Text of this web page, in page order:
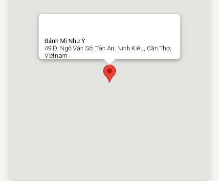
Bánh Mì Như Ý
49 Đ. Ngô Văn Sở, Tân An, Ninh Kiều, Cần Thơ,
Vietnam